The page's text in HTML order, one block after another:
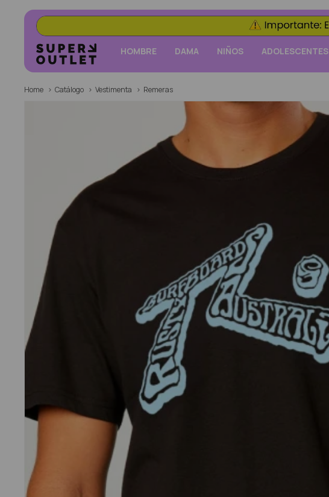
HOMBRE DAMA NIÑOS ADOLESCENTES
Home Catálogo Vestimenta Remeras